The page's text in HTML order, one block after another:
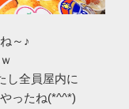
～♪
し全員屋内に
ったね(*^^*)